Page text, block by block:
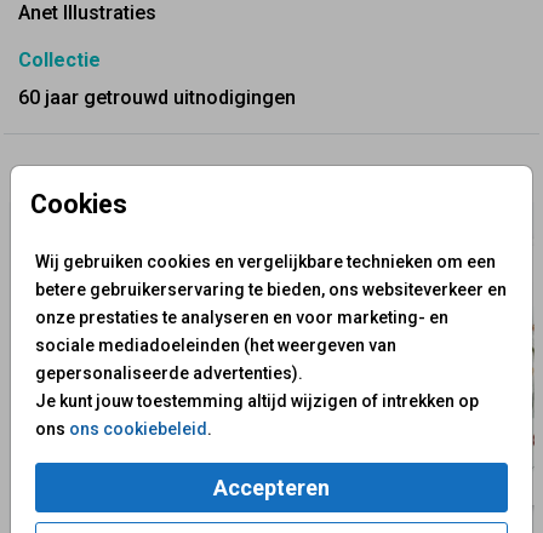
Cookies
Wij gebruiken cookies en vergelijkbare technieken om een
betere gebruikerservaring te bieden, ons websiteverkeer en
onze prestaties te analyseren en voor marketing- en
sociale mediadoeleinden (het weergeven van
gepersonaliseerde advertenties).
Je kunt jouw toestemming altijd wijzigen of intrekken op
ons ons cookiebeleid .
Accepteren
Anet Illustraties
Collectie
60 jaar getrouwd uitnodigingen